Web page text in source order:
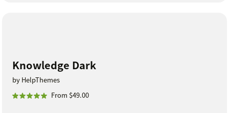
Knowledge Dark
by HelpThemes
From $49.00